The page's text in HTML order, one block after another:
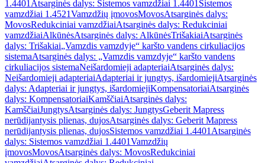
1.4401 Atsarginės dalys: Sistemos vamzdžiai 1.4401 Sistemos
vamzdžiai 1.4521Vamzdžių įmovosMovosAtsarginės dalys:
MovosRedukciniai vamzdžiaiAtsarginės dalys: Redukciniai
vamzdžiaiAlkūnėsAtsarginės dalys: AlkūnėsTrišakiaiAtsarginės
dalys: Trišakiai„Vamzdis vamzdyje“ karšto vandens cirkuliacijos
sistemaAtsarginės dalys: „Vamzdis vamzdyje“ karšto vandens
cirkuliacijos sistemaNeišardomieji adapteriaiAtsarginės dalys:
Neišardomieji adapteriaiAdapteriai ir jungtys, išardomiejiAtsarginės
dalys: Adapteriai ir jungtys, išardomiejiKompensatoriaiAtsarginės
dalys: KompensatoriaiKamščiaiAtsarginės dalys:
KamščiaiJungtysAtsarginės dalys: JungtysGeberit Mapress
nerūdijantysis plienas, dujosAtsarginės dalys: Geberit Mapress
nerūdijantysis plienas, dujosSistemos vamzdžiai 1.4401 Atsarginės
dalys: Sistemos vamzdžiai 1.4401Vamzdžių
įmovosMovosAtsarginės dalys: MovosRedukciniai